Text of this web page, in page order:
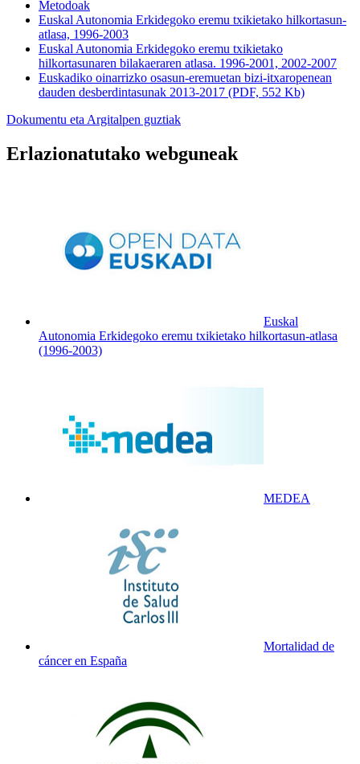
Metodoak
Euskal Autonomia Erkidegoko eremu txikietako hilkortasun-
atlasa, 1996-2003
Euskal Autonomia Erkidegoko eremu txikietako
hilkortasunaren bilakaeraren atlasa. 1996-2001, 2002-2007
Euskadiko oinarrizko osasun-eremuetan bizi-itxaropenean
dauden desberdintasunak 2013-2017 (PDF, 552 Kb)
Dokumentu eta Argitalpen guztiak
Erlazionatutako webguneak
Euskal
Autonomia Erkidegoko eremu txikietako hilkortasun-atlasa
(1996-2003)
MEDEA
Mortalidad de
cáncer en España